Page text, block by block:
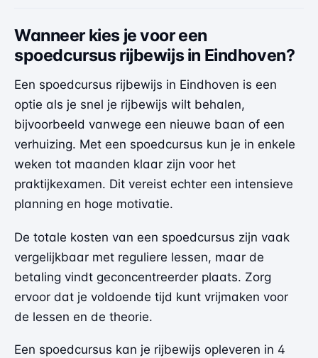
Wanneer kies je voor een
spoedcursus rijbewijs in Eindhoven?
Een spoedcursus rijbewijs in Eindhoven is een
optie als je snel je rijbewijs wilt behalen,
bijvoorbeeld vanwege een nieuwe baan of een
verhuizing. Met een spoedcursus kun je in enkele
weken tot maanden klaar zijn voor het
praktijkexamen. Dit vereist echter een intensieve
planning en hoge motivatie.
De totale kosten van een spoedcursus zijn vaak
vergelijkbaar met reguliere lessen, maar de
betaling vindt geconcentreerder plaats. Zorg
ervoor dat je voldoende tijd kunt vrijmaken voor
de lessen en de theorie.
Een spoedcursus kan je rijbewijs opleveren in 4